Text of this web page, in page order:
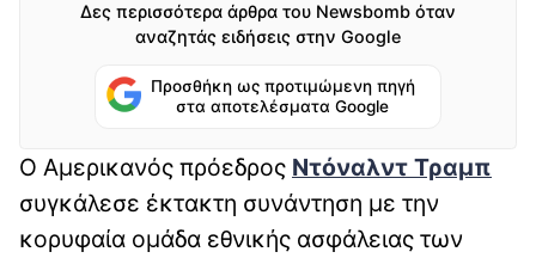
Δες περισσότερα άρθρα του Newsbomb όταν
αναζητάς ειδήσεις στην Google
Προσθήκη ως προτιμώμενη πηγή
στα αποτελέσματα Google
Ο Αμερικανός πρόεδρος Ντόναλντ Τραμπ
συγκάλεσε έκτακτη συνάντηση με την
κορυφαία ομάδα εθνικής ασφάλειας των